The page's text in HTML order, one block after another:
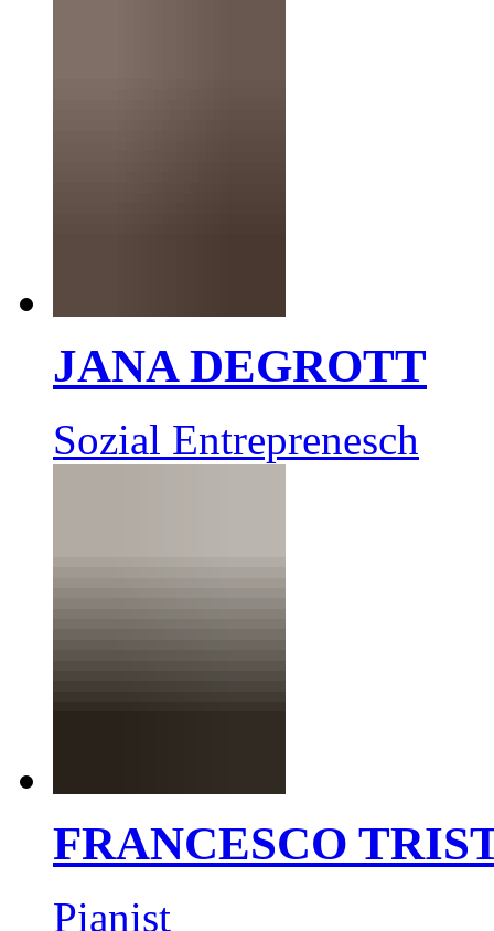
JANA DEGROTT
Sozial Entreprenesch
FRANCESCO
Pianist